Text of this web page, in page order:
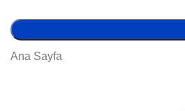
Ana Sayfa